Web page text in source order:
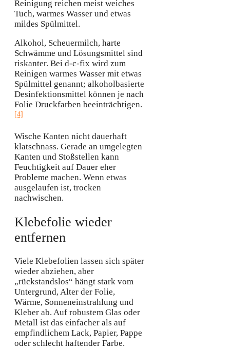
Reinigung reichen meist weiches
Tuch, warmes Wasser und etwas
mildes Spülmittel.
Alkohol, Scheuermilch, harte
Schwämme und Lösungsmittel sind
riskanter. Bei d-c-fix wird zum
Reinigen warmes Wasser mit etwas
Spülmittel genannt; alkoholbasierte
Desinfektionsmittel können je nach
Folie Druckfarben beeinträchtigen.
[4]
Wische Kanten nicht dauerhaft
klatschnass. Gerade an umgelegten
Kanten und Stoßstellen kann
Feuchtigkeit auf Dauer eher
Probleme machen. Wenn etwas
ausgelaufen ist, trocken
nachwischen.
Klebefolie wieder
entfernen
Viele Klebefolien lassen sich später
wieder abziehen, aber
„rückstandslos“ hängt stark vom
Untergrund, Alter der Folie,
Wärme, Sonneneinstrahlung und
Kleber ab. Auf robustem Glas oder
Metall ist das einfacher als auf
empfindlichem Lack, Papier, Pappe
oder schlecht haftender Farbe.